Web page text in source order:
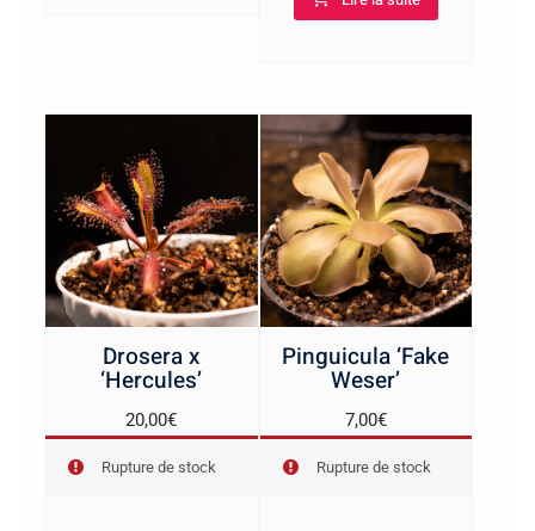
Drosera x
‘Hercules’
20,00€
Rupture de stock
Pinguicula ‘Fake
Weser’
7,00€
Rupture de stock